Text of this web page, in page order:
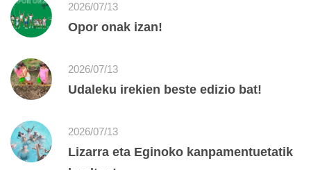
2026/07/13
Opor onak izan!
2026/07/13
Udaleku irekien beste edizio bat!
2026/07/13
Lizarra eta Eginoko kanpamentuetatik